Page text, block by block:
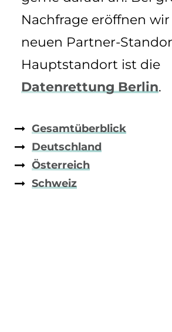
Nachfrage eröffnen
neuen Partner-
Hauptstandort ist die
Datenrettung Berlin.
Gesamtüberblick
Deutschland
Österreich
Schweiz